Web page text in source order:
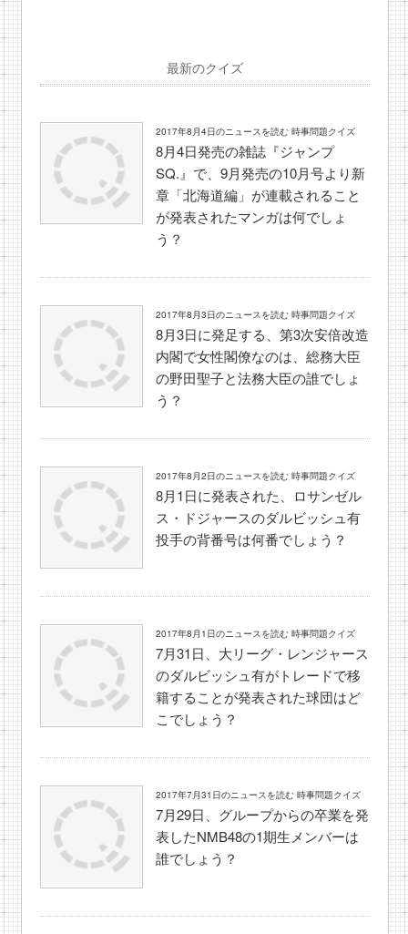
最新のクイズ
2017年8月4日のニュースを読む 時事問題クイズ
8月4日発売の雑誌『ジャンプ
SQ.』で、9月発売の10月号より新
章「北海道編」が連載されること
が発表されたマンガは何でしょ
う？
2017年8月3日のニュースを読む 時事問題クイズ
8月3日に発足する、第3次安倍改造
内閣で女性閣僚なのは、総務大臣
の野田聖子と法務大臣の誰でしょ
う？
2017年8月2日のニュースを読む 時事問題クイズ
8月1日に発表された、ロサンゼル
ス・ドジャースのダルビッシュ有
投手の背番号は何番でしょう？
2017年8月1日のニュースを読む 時事問題クイズ
7月31日、大リーグ・レンジャース
のダルビッシュ有がトレードで移
籍することが発表された球団はど
こでしょう？
2017年7月31日のニュースを読む 時事問題クイズ
7月29日、グループからの卒業を発
表したNMB48の1期生メンバーは
誰でしょう？